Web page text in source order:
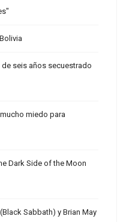
seis años secuestrado
miedo para
Dark Side of the Moon
Sabbath) y Brian May